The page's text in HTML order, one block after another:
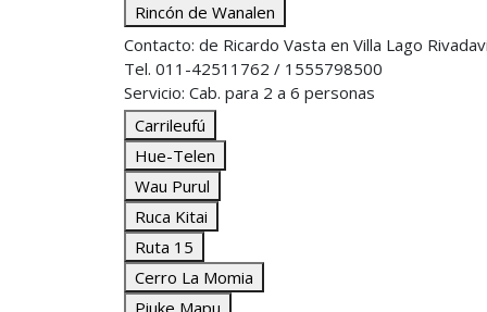
Rincón de Wanalen
Contacto: de Ricardo Vasta en Villa Lago
Tel. 011-42511762 / 1555798500
Servicio: Cab. para 2 a 6 personas
Carrileufú
Hue-Telen
Wau Purul
Ruca Kitai
Ruta 15
Cerro La Momia
Piuke Mapu